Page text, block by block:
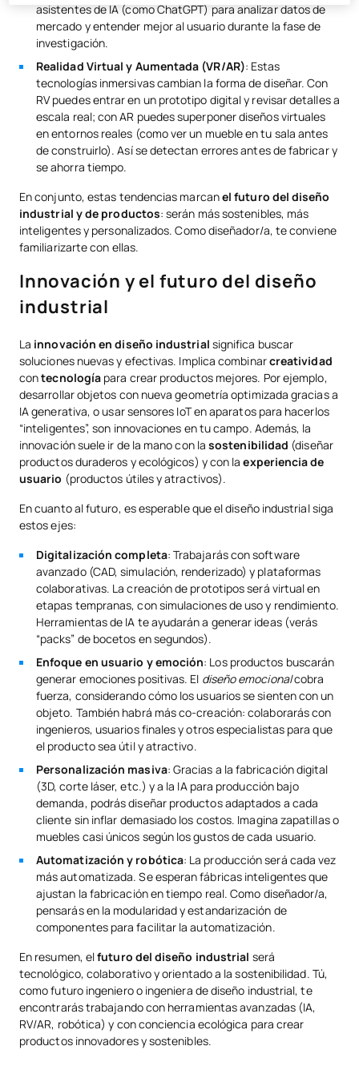
asistentes de IA (como ChatGPT) para analizar datos de
mercado y entender mejor al usuario durante la fase de
investigación.
Realidad Virtual y Aumentada (VR/AR): Estas
tecnologías inmersivas cambian la forma de diseñar. Con
RV puedes entrar en un prototipo digital y revisar detalles a
escala real; con AR puedes superponer diseños virtuales
en entornos reales (como ver un mueble en tu sala antes
de construirlo). Así se detectan errores antes de fabricar y
se ahorra tiempo.
En conjunto, estas tendencias marcanel futuro del diseño
industrial y de productos: serán más sostenibles, más
inteligentes y personalizados. Como diseñador/a, te conviene
familiarizarte con ellas.
Innovación y el futuro del diseño
industrial
La innovación en diseño industrial significa buscar
soluciones nuevas y efectivas. Implica combinarcreatividad
contecnología para crear productos mejores. Por ejemplo,
desarrollar objetos con nueva geometría optimizada gracias a
IA generativa, o usar sensores IoT en aparatos para hacerlos
“inteligentes”, son innovaciones en tu campo. Además, la
innovación suele ir de la mano con lasostenibilidad (diseñar
productos duraderos y ecológicos) y con laexperiencia de
usuario (productos útiles y atractivos).
En cuanto al futuro, es esperable que el diseño industrial siga
estos ejes:
Digitalización completa: Trabajarás con software
avanzado (CAD, simulación, renderizado) y plataformas
colaborativas. La creación de prototipos será virtual en
etapas tempranas, con simulaciones de uso y rendimiento.
Herramientas de IA te ayudarán a generar ideas (verás
“packs” de bocetos en segundos).
Enfoque en usuario y emoción: Los productos buscarán
generar emociones positivas. El diseño emocionalcobra
fuerza, considerando cómo los usuarios se sienten con un
objeto. También habrá más co-creación: colaborarás con
ingenieros, usuarios finales y otros especialistas para que
el producto sea útil y atractivo.
Personalización masiva: Gracias a la fabricación digital
(3D, corte láser, etc.) y a la IA para producción bajo
demanda, podrás diseñar productos adaptados a cada
cliente sin inflar demasiado los costos. Imagina zapatillas o
muebles casi únicos según los gustos de cada usuario.
Automatización y robótica: La producción será cada vez
más automatizada. Se esperan fábricas inteligentes que
ajustan la fabricación en tiempo real. Como diseñador/a,
pensarás en la modularidad y estandarización de
componentes para facilitar la automatización.
En resumen, elfuturo del diseño industrial será
tecnológico, colaborativo y orientado a la sostenibilidad. Tú,
como futuro ingeniero o ingeniera de diseño industrial, te
encontrarás trabajando con herramientas avanzadas (IA,
RV/AR, robótica) y con conciencia ecológica para crear
productos innovadores y sostenibles.